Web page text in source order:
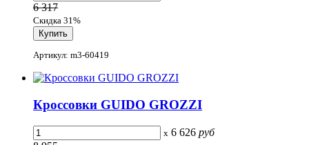
6 317
Скидка 31%
Артикул: m3-60419
Кроссовки GUIDO GROZZI
x 6 626 руб